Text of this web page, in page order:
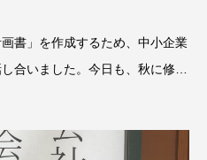
書」を作成するため、中小企業
合いました。今日も、秋に修学